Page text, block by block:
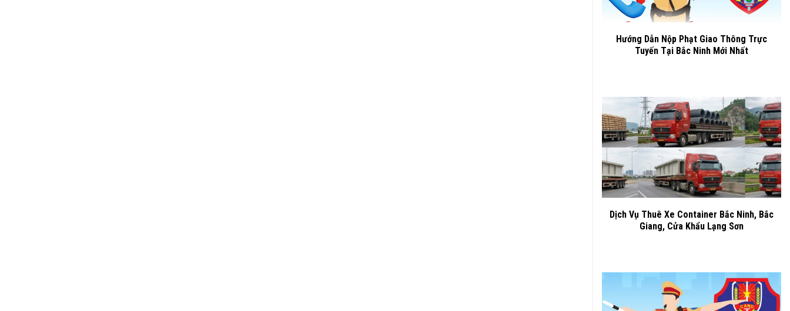
Hướng Dẫn Nộp Phạt Giao Thông Trực
Tuyến Tại Bắc Ninh Mới Nhất
Dịch Vụ Thuê Xe Container Bắc Ninh, Bắc
Giang, Cửa Khẩu Lạng Sơn